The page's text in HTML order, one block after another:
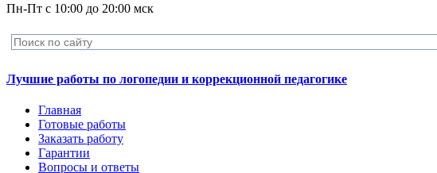
Пн-Пт с 10:00 до 20:00 мск
Лучшие работы по логопедии и коррекционной педагогике
Главная
Готовые работы
Заказать работу
Гарантии
Вопросы и ответы